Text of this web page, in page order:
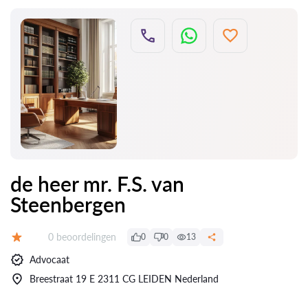
de heer mr. F.S. van
Steenbergen
Getuigenissen:
0 beoordelingen 0 0 13
Advocaat
Breestraat 19 E 2311 CG LEIDEN Nederland